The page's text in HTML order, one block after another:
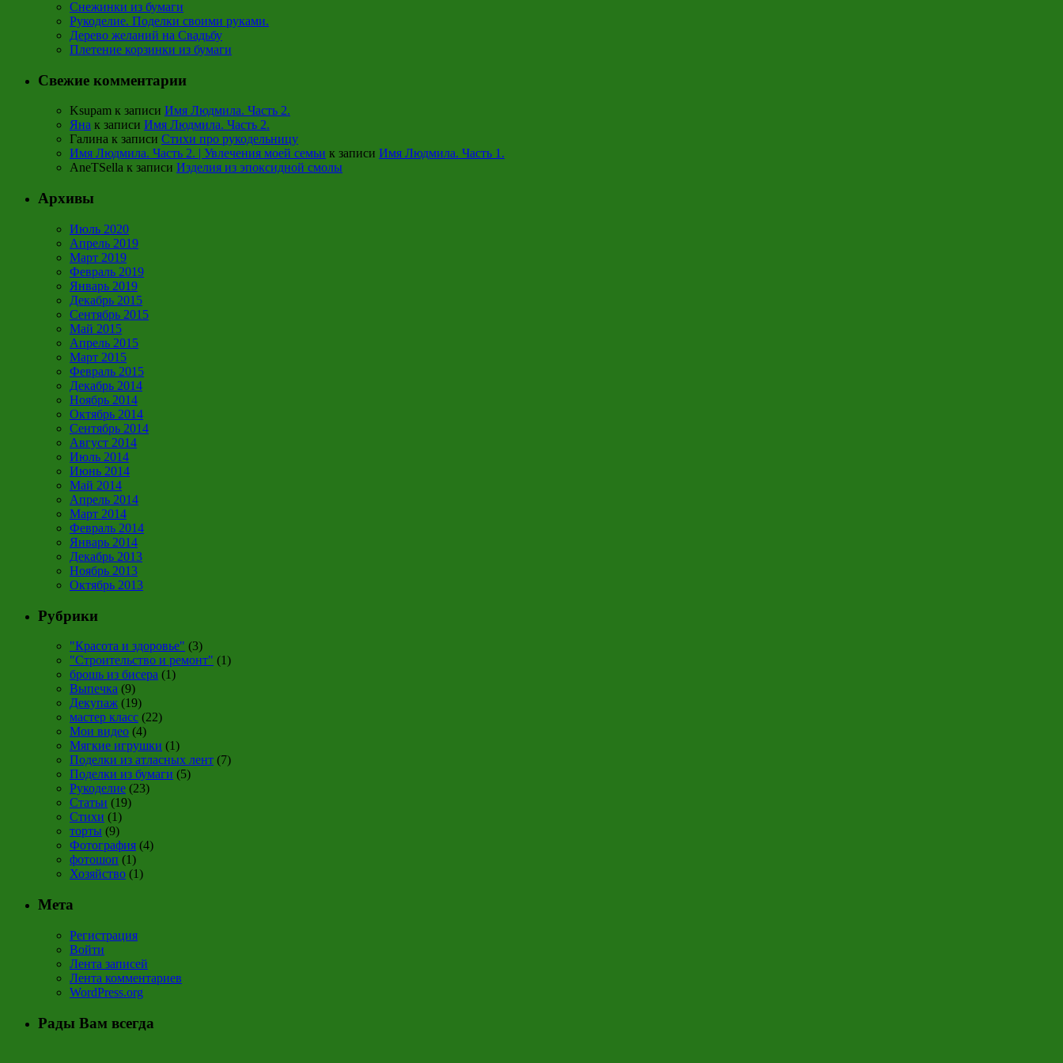
Снежинки из бумаги
Рукоделие. Поделки своими руками.
Дерево желаний на Свадьбу
Плетение корзинки из бумаги
Свежие комментарии
Ksupam к записи Имя Людмила. Часть 2.
Яна к записи Имя Людмила. Часть 2.
Галина к записи Стихи про рукодельницу
Имя Людмила. Часть 2. | Увлечения моей семьи к записи Имя Людмила. Часть 1.
AneTSella к записи Изделия из эпоксидной смолы
Архивы
Июль 2020
Апрель 2019
Март 2019
Февраль 2019
Январь 2019
Декабрь 2015
Сентябрь 2015
Май 2015
Апрель 2015
Март 2015
Февраль 2015
Декабрь 2014
Ноябрь 2014
Октябрь 2014
Сентябрь 2014
Август 2014
Июль 2014
Июнь 2014
Май 2014
Апрель 2014
Март 2014
Февраль 2014
Январь 2014
Декабрь 2013
Ноябрь 2013
Октябрь 2013
Рубрики
"Красота и здоровье" (3)
"Строительство и ремонт" (1)
брошь из бисера (1)
Выпечка (9)
Декупаж (19)
мастер класс (22)
Мои видео (4)
Мягкие игрушки (1)
Поделки из атласных лент (7)
Поделки из бумаги (5)
Рукоделие (23)
Статьи (19)
Стихи (1)
торты (9)
Фотография (4)
фотошоп (1)
Хозяйство (1)
Мета
Регистрация
Войти
Лента записей
Лента комментариев
WordPress.org
Рады Вам всегда